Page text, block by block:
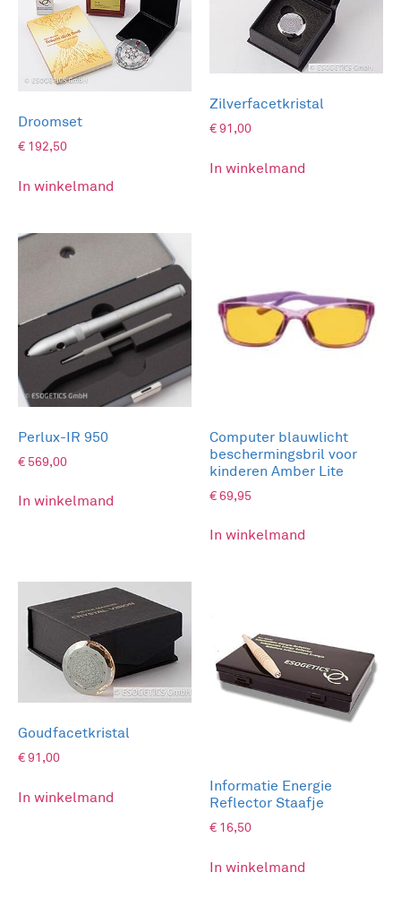
kunnen worden gedaan via een gedifferentieerde
kijk op energetische regulatiestoornissen.
Informatie over het apparaat.
Om de beelden te maken is een donkere kamer
nodig.
Voor de verdere verwerking van de beelden
moeten de data overgezet worden naar een PC
(Windows 10, Apple) met een printer. Daar kunnen
de beelden opgeslagen of geprint worden.
Afmetingen: 71 x 43 x 36 cm
Droomset
€ 192,50
In winkelmand
Zilverfacetkristal
€91,00
In winkelmand
Perlux-IR 950
€ 569,00
In winkelmand
Computer blauwlicht
beschermingsbril voor
kinderen Amber Lite
€69,95
In winkelmand
Goudfacetkristal
€91,00
In winkelmand
Informatie Energie
Reflector Staafje
€ 16,50
In winkelmand